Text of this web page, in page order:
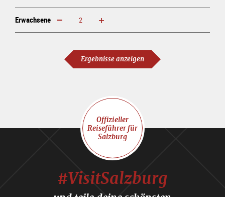
Erwachsene erhöhen verringern
Ergebnisse anzeigen
Offizieller
Reiseführer für
Salzburg
#VisitSalzburg